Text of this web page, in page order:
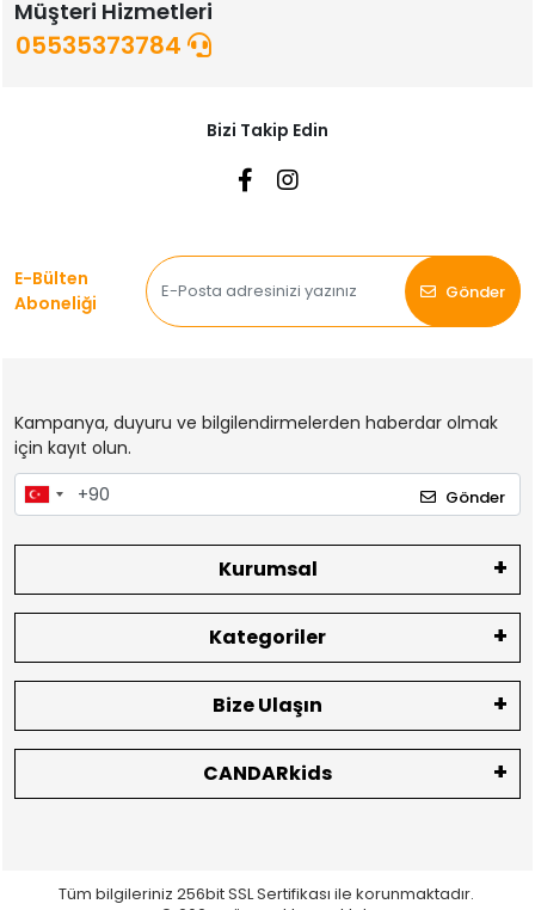
Müşteri Hizmetleri
05535373784
Bizi Takip Edin
E-Bülten
Aboneliği
Gönder
Kampanya, duyuru ve bilgilendirmelerden haberdar olmak
için kayıt olun.
Gönder
Kurumsal
Kategoriler
Bize Ulaşın
CANDARkids
Tüm bilgileriniz 256bit SSL Sertifikası ile korunmaktadır.